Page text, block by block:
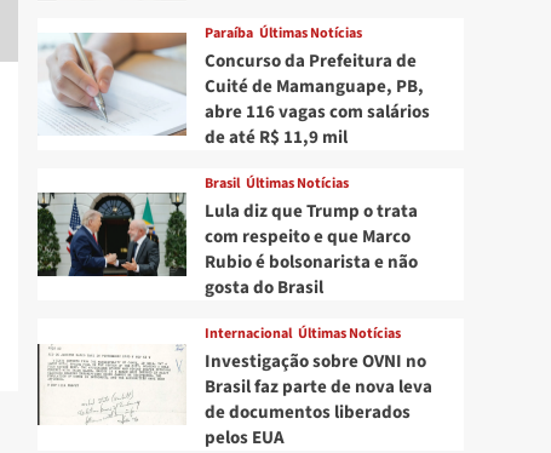
Paraíba Últimas Notícias
Concurso da Prefeitura de
Cuité de Mamanguape, PB,
abre 116 vagas com salários
de até R$ 11,9 mil
Brasil Últimas Notícias
Lula diz que Trump o trata
com respeito e que Marco
Rubio é bolsonarista e não
gosta do Brasil
Internacional Últimas Notícias
Investigação sobre OVNI no
Brasil faz parte de nova leva
de documentos liberados
pelos EUA